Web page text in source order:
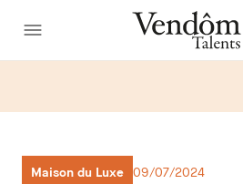
Maison du Luxe 09/07/2024